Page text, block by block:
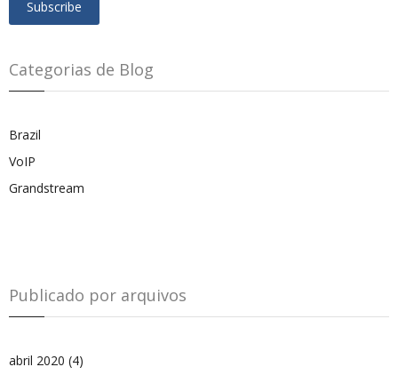
Categorias de Blog
Brazil
VoIP
Grandstream
Publicado por arquivos
abril 2020 (4)